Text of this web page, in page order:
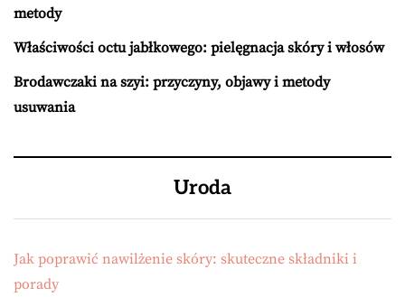
metody
Właściwości octu jabłkowego: pielęgnacja skóry i włosów
Brodawczaki na szyi: przyczyny, objawy i metody
usuwania
Uroda
Jak poprawić nawilżenie skóry: skuteczne składniki i
porady